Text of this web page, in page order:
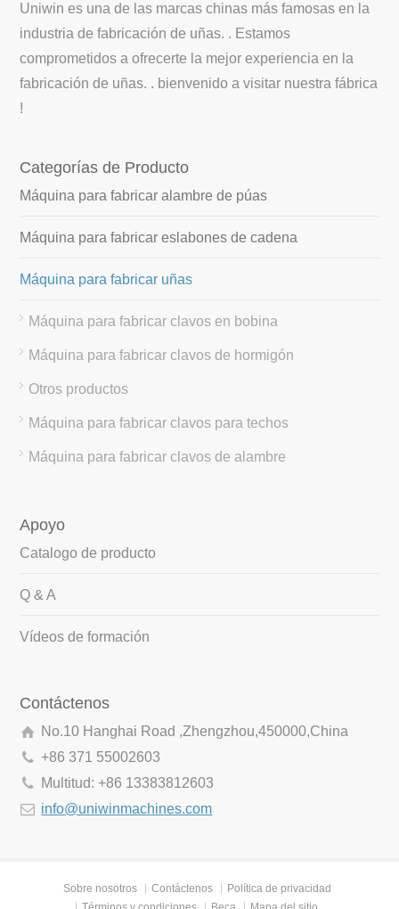
Uniwin es una de las marcas chinas más famosas en la
industria de fabricación de uñas. . Estamos
comprometidos a ofrecerte la mejor experiencia en la
fabricación de uñas. . bienvenido a visitar nuestra fábrica
!
Categorías de Producto
Máquina para fabricar alambre de púas
Máquina para fabricar eslabones de cadena
Máquina para fabricar uñas
Máquina para fabricar clavos en bobina
Máquina para fabricar clavos de hormigón
Otros productos
Máquina para fabricar clavos para techos
Máquina para fabricar clavos de alambre
Apoyo
Catalogo de producto
Q & A
Vídeos de formación
Contáctenos
No.10 Hanghai Road ,Zhengzhou,450000,China
+86 371 55002603
Multitud: +86 13383812603
info@uniwinmachines.com
Sobre nosotros Contáctenos
Política de privacidad